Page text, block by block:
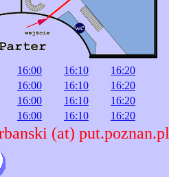
16:00 16:10 16:20
16:00 16:10 16:20
16:00 16:10 16:20
16:00 16:10 16:20
(at) put.poznan.pl